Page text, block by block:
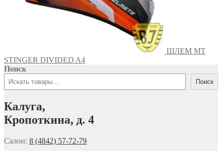
ШЛЕМ MT
STINGER DIVIDED A4
Поиск
Поиск
Калуга,
Кропоткина, д. 4
Салон: 8 (4842) 57-72-79